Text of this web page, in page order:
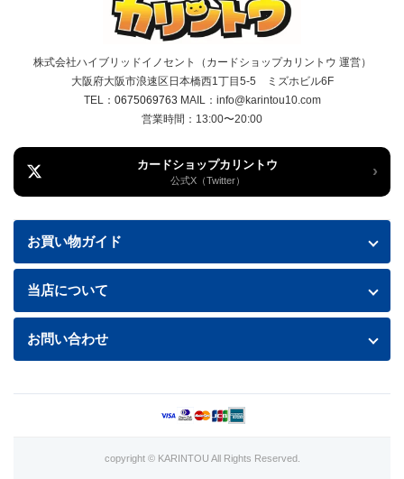
株式会社ハイブリッドイノセント（カードショップカリントウ 運営）
大阪府大阪市浪速区日本橋西1丁目5-5 ミズホビル6F
TEL： 0675069763 MAIL：info@karintou10.com
営業時間：13:00〜20:00
カードショップカリントウ
公式X（Twitter） ›
お買い物ガイド
お買い物ガイド
お支払い方法
当店について
特定商取引法に基づく表記
お問い合わせ
copyright © KARINTOU All Rights Reserved.